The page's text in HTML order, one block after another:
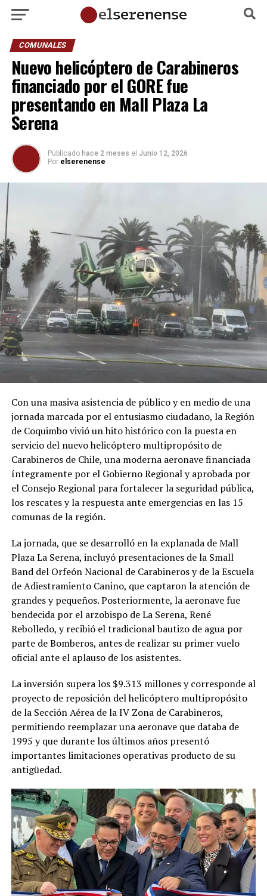
COMUNALES
Nuevo helicóptero de Carabineros
financiado por el GORE fue
presentando en Mall Plaza La
Serena
Publicado hace 2 meses el Junio 12, 2026
Por elserenense
Con una masiva asistencia de público y en medio de una
jornada marcada por el entusiasmo ciudadano, la Región
de Coquimbo vivió un hito histórico con la puesta en
servicio del nuevo helicóptero multipropósito de
Carabineros de Chile, una moderna aeronave financiada
íntegramente por el Gobierno Regional y aprobada por
el Consejo Regional para fortalecer la seguridad pública,
los rescates y la respuesta ante emergencias en las 15
comunas de la región.
La jornada, que se desarrolló en la explanada de Mall
Plaza La Serena, incluyó presentaciones de la Small
Band del Orfeón Nacional de Carabineros y de la Escuela
de Adiestramiento Canino, que captaron la atención de
grandes y pequeños. Posteriormente, la aeronave fue
bendecida por el arzobispo de La Serena, René
Rebolledo, y recibió el tradicional bautizo de agua por
parte de Bomberos, antes de realizar su primer vuelo
oficial ante el aplauso de los asistentes.
La inversión supera los $9.313 millones y corresponde al
proyecto de reposición del helicóptero multipropósito
de la Sección Aérea de la IV Zona de Carabineros,
permitiendo reemplazar una aeronave que databa de
1995 y que durante los últimos años presentó
importantes limitaciones operativas producto de su
antigüedad.